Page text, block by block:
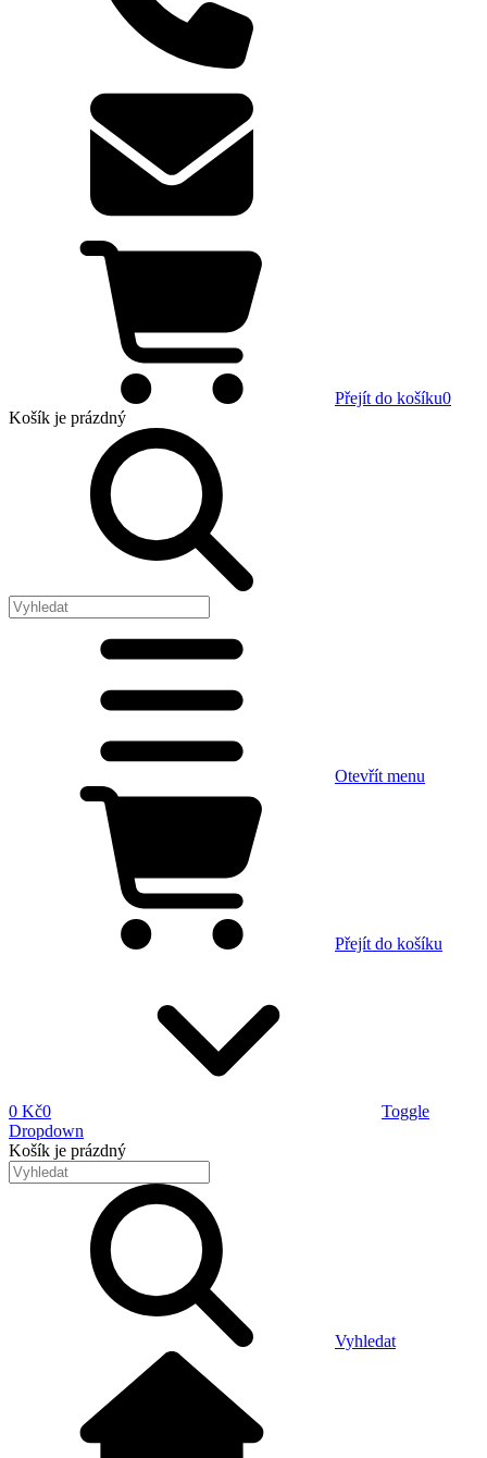
Přejít do košíku0
Košík je prázdný
Otevřít menu
Přejít do košíku
0 Kč0
Toggle
Dropdown
Košík je prázdný
Vyhledat